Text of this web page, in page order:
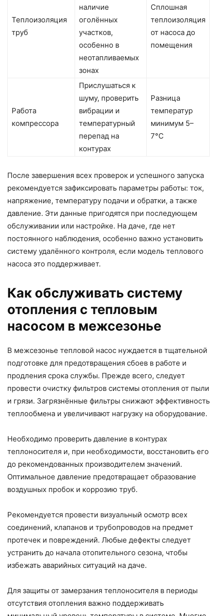
Теплоизоляция
труб
наличие
оголённых
участков,
особенно в
неотапливаемых
зонах
Сплошная
теплоизоляция
от насоса до
помещения
Работа
компрессора
Прислушаться к
шуму, проверить
вибрации и
температурный
перепад на
контурах
Разница
температур
минимум 5–
7°C
После завершения всех проверок и успешного запуска
рекомендуется зафиксировать параметры работы: ток,
напряжение, температуру подачи и обратки, а также
давление. Эти данные пригодятся при последующем
обслуживании или настройке. На даче, где нет
постоянного наблюдения, особенно важно установить
систему удалённого контроля, если модель теплового
насоса это поддерживает.
Как обслуживать систему
отопления с тепловым
насосом в межсезонье
В межсезонье тепловой насос нуждается в тщательной
подготовке для предотвращения сбоев в работе и
продления срока службы. Прежде всего, следует
провести очистку фильтров системы отопления от пыли
и грязи. Загрязнённые фильтры снижают эффективность
теплообмена и увеличивают нагрузку на оборудование.
Необходимо проверить давление в контурах
теплоносителя и, при необходимости, восстановить его
до рекомендованных производителем значений.
Оптимальное давление предотвращает образование
воздушных пробок и коррозию труб.
Рекомендуется провести визуальный осмотр всех
соединений, клапанов и трубопроводов на предмет
протечек и повреждений. Любые дефекты следует
устранить до начала отопительного сезона, чтобы
избежать аварийных ситуаций на даче.
Для защиты от замерзания теплоносителя в периоды
отсутствия отопления важно поддерживать